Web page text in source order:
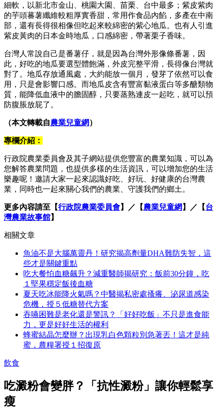
細軟，以新北市金山、桃園大園、苗栗、台中最多；紫皮紫肉
的芋頭蕃薯纖維較粗厚實香甜，常用作食品內餡，多產在中南
部，還有長得很相像但吃起來較綿密的紫心地瓜。也有人引進
紫皮黃肉的日本金時地瓜，口感綿密，帶著栗子香味。
台灣人常說自己是番薯仔，就是因為台灣外形像條番薯，因
此，好吃的地瓜要選型體飽滿，外皮完整平滑，長得像台灣就
對了。地瓜存放通風處，大約能放一個月，發芽了依然可以食
用，只是會影響口感。而地瓜皮含有豐富黏液蛋白等多醣類物
質，能降低血液中的膽固醇，只要蒸熟連皮一起吃，就可以預
防腹脹放屁了。
（本文轉載自農業兒童網 ）
專欄介紹：
行政院農業委員會及其子網站提供您豐富的農業知識，可以為
您解答農業問題，也提供多樣的生活資訊，可以增加您的生活
樂趣呢！邀請大家一起來認識好吃、好玩、好健康的台灣農
業，同時也一起來關心我們的農業、守護我們的鄉土。
更多內容請至【行政院農業委員會】／【農業兒童網 】／【台
灣農業故事館】
相關文章
魚油不是大腦萬靈丹！研究揭高劑量DHA難防失智，這
些才是關鍵重點
吃大餐怕血糖飆升？減重醫師揭研究：飯前30分鐘，吃
１堅果穩定飯後血糖
夏天吃冰能降火氣嗎？中醫揭私密處搔癢、泌尿道感染
危機，授５低糖替代方案
吞嚥困難是老化還是警訊？「好好吃飯」不只是進食能
力，更是好好生活的權利
蜂蜜結晶怎麼辦？出現乳白色顆粒別急著丟！這才是純
蜜，農糧署授１招復原
飲食
吃澱粉會變胖？「抗性澱粉」讓你輕鬆享
瘦